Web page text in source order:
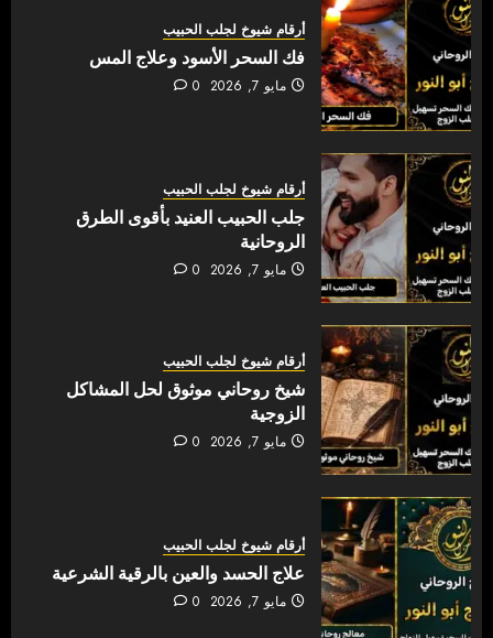
أرقام شيوخ لجلب الحبيب
فك السحر الأسود وعلاج المس
مايو 7, 2026 0
أرقام شيوخ لجلب الحبيب
جلب الحبيب العنيد بأقوى الطرق
الروحانية
مايو 7, 2026 0
أرقام شيوخ لجلب الحبيب
شيخ روحاني موثوق لحل المشاكل
الزوجية
مايو 7, 2026 0
أرقام شيوخ لجلب الحبيب
علاج الحسد والعين بالرقية الشرعية
مايو 7, 2026 0